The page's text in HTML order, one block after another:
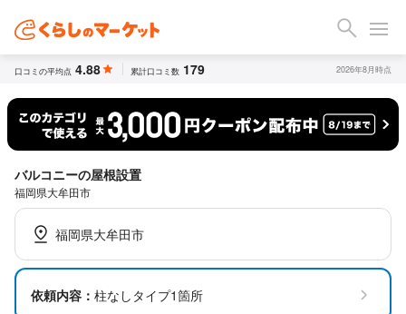
口コミの平均点 4.88 累計口コミ数 179 2026年8月時点
バルコニーの屋根設置
福岡県大牟田市
福岡県大牟田市
依頼内容： 柱なしタイプ1箇所